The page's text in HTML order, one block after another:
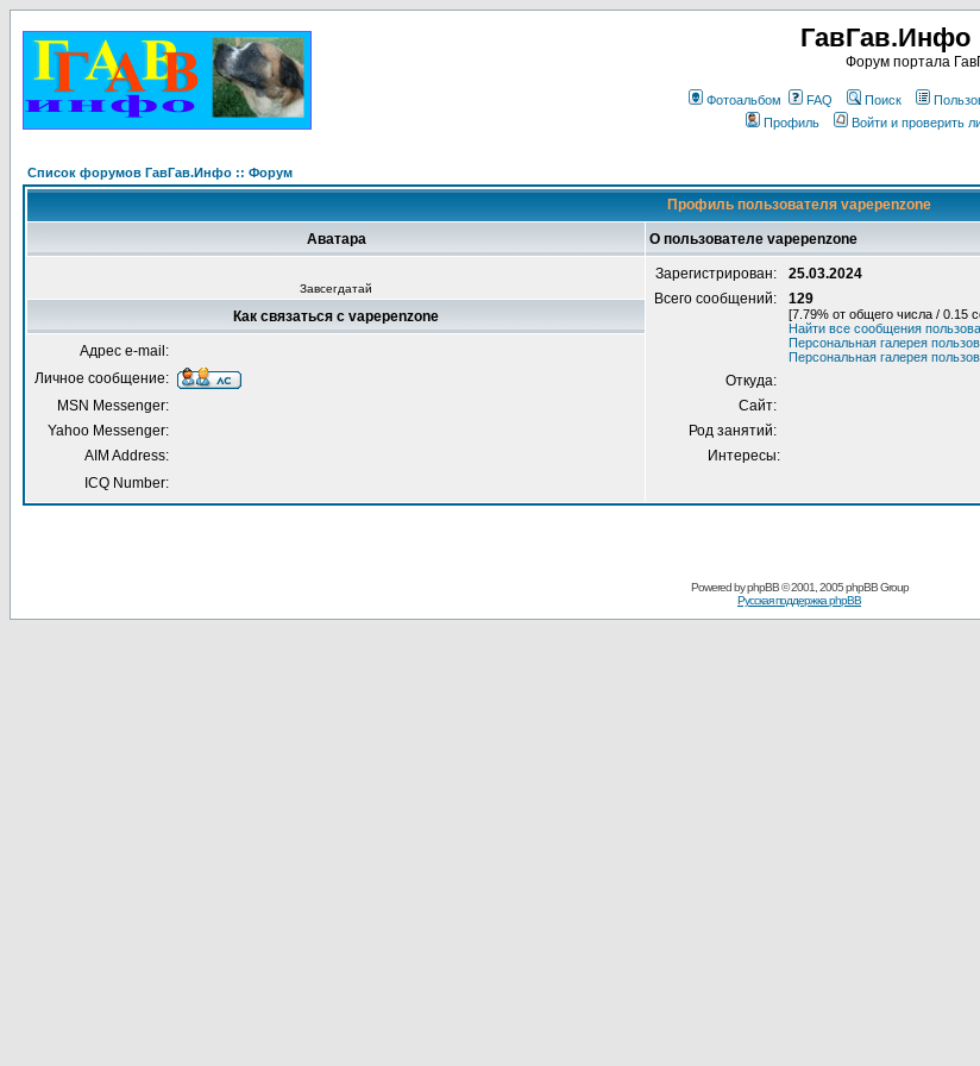
Форум портала
Фотоальбом FAQ Поиск
Профиль
Войти и проверить
Список форумов ГавГав.Инфо :: Форум
Профиль пользователя vapepenzone
Аватара О пользователе vapepenzone
Завсегдатай
Зарегистрирован:
25.03.2024
Всего сообщений:
129
[7.79% от общего числа / 0.15
Найти все сообщения
Персональная галерея
Персональная галерея
Откуда:
Сайт:
Род занятий:
Интересы:
Как связаться с vapepenzone
Адрес e-mail:
Личное сообщение:
MSN Messenger:
Yahoo Messenger:
AIM Address:
ICQ Number:
Powered byphpBB© 2001, 2005 phpBB Group
Русская поддержка phpBB